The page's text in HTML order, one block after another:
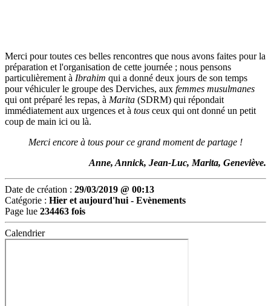
Merci pour toutes ces belles rencontres que nous avons faites pour la
préparation et l'organisation de cette journée ; nous pensons
particulièrement à Ibrahim qui a donné deux jours de son temps
pour véhiculer le groupe des Derviches, aux femmes musulmanes
qui ont préparé les repas, à Marita (SDRM) qui répondait
immédiatement aux urgences et à tous ceux qui ont donné un petit
coup de main ici ou là.
Merci encore à tous pour ce grand moment de partage !
Anne, Annick, Jean-Luc, Marita, Geneviève.
Date de création : 29/03/2019 @ 00:13
Catégorie : Hier et aujourd'hui - Evènements
Page lue 234463 fois
Calendrier